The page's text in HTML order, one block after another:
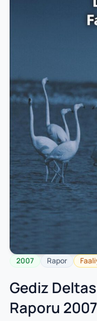
2007 Rapor
Gediz
Raporu